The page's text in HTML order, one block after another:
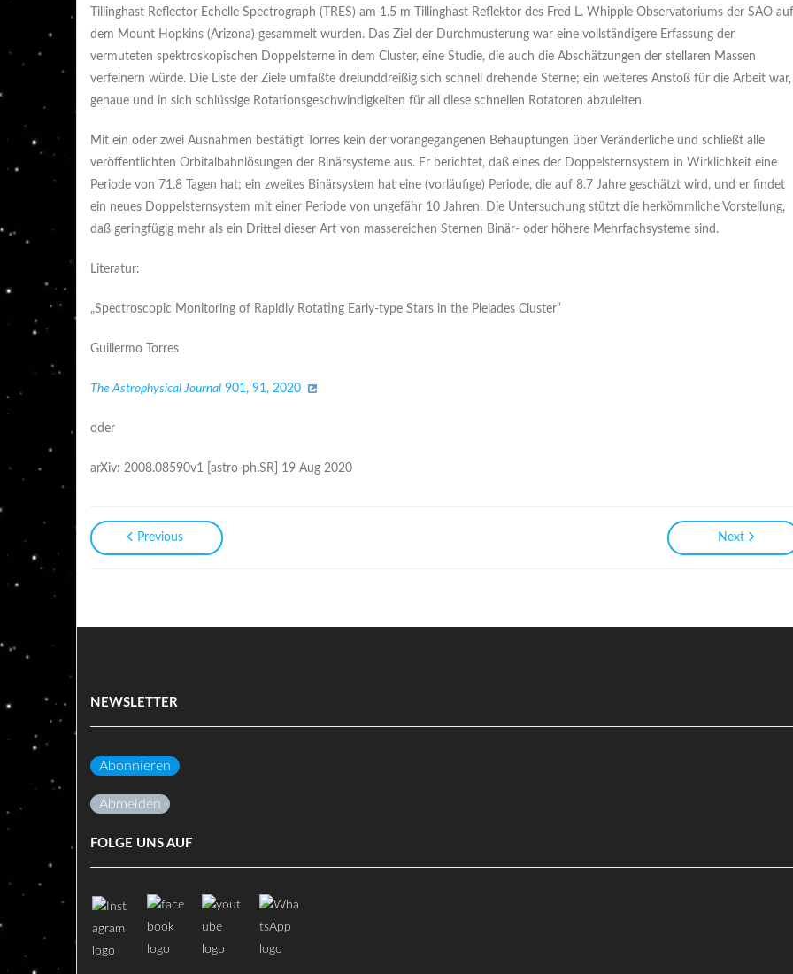
Tillinghast Reflector Echelle Spectrograph (TRES) am 1.5 m Tillinghast Reflektor des Fred L. Whipple Observatoriums der SAO auf
dem Mount Hopkins (Arizona) gesammelt wurden. Das Ziel der Durchmusterung war eine vollständigere Erfassung der
vermuteten spektroskopischen Doppelsterne in dem Cluster, eine Studie, die auch die Abschätzungen der stellaren Massen
verfeinern würde. Die Liste der Ziele umfaßte dreiunddreißig sich schnell drehende Sterne; ein weiteres Anstoß für die Arbeit war,
genaue und in sich schlüssige Rotationsgeschwindigkeiten für all diese schnellen Rotatoren abzuleiten.
Mit ein oder zwei Ausnahmen bestätigt Torres kein der vorangegangenen Behauptungen über Veränderliche und schließt alle
veröffentlichten Orbitalbahnlösungen der Binärsysteme aus. Er berichtet, daß eines der Doppelsternsystem in Wirklichkeit eine
Periode von 71.8 Tagen hat; ein zweites Binärsystem hat eine (vorläufige) Periode, die auf 8.7 Jahre geschätzt wird, und er findet
ein neues Doppelsternsystem mit einer Periode von ungefähr 10 Jahren. Die Untersuchung stützt die herkömmliche Vorstellung,
daß geringfügig mehr als ein Drittel dieser Art von massereichen Sternen Binär- oder höhere Mehrfachsysteme sind.
Literatur:
„Spectroscopic Monitoring of Rapidly Rotating Early-type Stars in the Pleiades Cluster“
Guillermo Torres
The Astrophysical Journal 901, 91, 2020
oder
arXiv: 2008.08590v1 [astro-ph.SR] 19 Aug 2020
Previous Next
NEWSLETTER
Abonnieren
Abmelden
FOLGE UNS AUF